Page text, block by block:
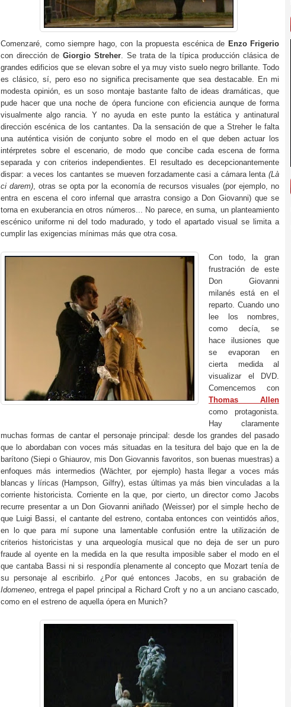
Comenzaré, como siempre hago, con la propuesta escénica de Enzo Frigerio
con dirección de Giorgio Streher. Se trata de la típica producción clásica de
grandes edificios que se elevan sobre el ya muy visto suelo negro brillante. Todo
es clásico, sí, pero eso no significa precisamente que sea destacable. En mi
modesta opinión, es un soso montaje bastante falto de ideas dramáticas, que
pude hacer que una noche de ópera funcione con eficiencia aunque de forma
visualmente algo rancia. Y no ayuda en este punto la estática y antinatural
dirección escénica de los cantantes. Da la sensación de que a Streher le falta
una auténtica visión de conjunto sobre el modo en el que deben actuar los
intérpretes sobre el escenario, de modo que concibe cada escena de forma
separada y con criterios independientes. El resultado es decepcionantemente
dispar: a veces los cantantes se mueven forzadamente casi a cámara lenta (Là
ci darem), otras se opta por la economía de recursos visuales (por ejemplo, no
entra en escena el coro infernal que arrastra consigo a Don Giovanni) que se
torna en exuberancia en otros números... No parece, en suma, un planteamiento
escénico uniforme ni del todo madurado, y todo el apartado visual se limita a
cumplir las exigencias mínimas más que otra cosa.
Con todo, la gran
frustración de este
Don Giovanni
milanés está en el
reparto. Cuando uno
lee los nombres,
como decía, se
hace ilusiones que
se evaporan en
cierta medida al
visualizar el DVD.
Comencemos con
Thomas Allen
como protagonista.
Hay claramente
muchas formas de cantar el personaje principal: desde los grandes del pasado
que lo abordaban con voces más situadas en la tesitura del bajo que en la de
barítono (Siepi o Ghiaurov, mis Don Giovannis favoritos, son buenas muestras) a
enfoques más intermedios (Wächter, por ejemplo) hasta llegar a voces más
blancas y líricas (Hampson, Gilfry), estas últimas ya más bien vinculadas a la
corriente historicista. Corriente en la que, por cierto, un director como Jacobs
recurre presentar a un Don Giovanni aniñado (Weisser) por el simple hecho de
que Luigi Bassi, el cantante del estreno, contaba entonces con veintidós años,
en lo que para mí supone una lamentable confusión entre la utilización de
criterios historicistas y una arqueología musical que no deja de ser un puro
fraude al oyente en la medida en la que resulta imposible saber el modo en el
que cantaba Bassi ni si respondía plenamente al concepto que Mozart tenía de
su personaje al escribirlo. ¿Por qué entonces Jacobs, en su grabación de
Idomeneo, entrega el papel principal a Richard Croft y no a un anciano cascado,
como en el estreno de aquella ópera en Munich?